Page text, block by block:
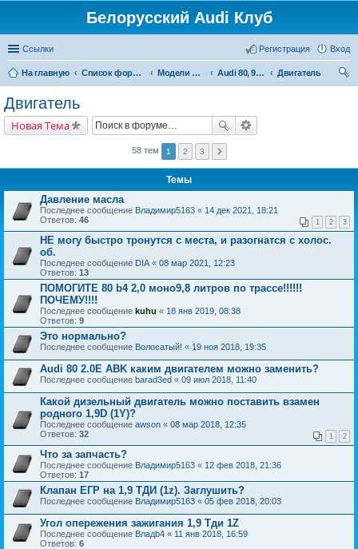
Белорусский Audi Клуб
Ссылки Вход
Регистрация
На главную Список форумов Модели Audi Audi 80, 90, Coupe
Двигатель
Двигатель
Новая Тема
58 тем 1 2 3
Темы
Давление масла
Последнее сообщение Владимир5163 « 14 дек 2021, 18:21
Ответов: 46 1 2 3
НЕ могу быстро тронутся с места, и разогнатся с холос.
об.
Последнее сообщение DIA « 08 мар 2021, 12:23
Ответов: 13
ПОМОГИТЕ 80 b4 2,0 моно9,8 литров по трассе!!!!!!
ПОЧЕМУ!!!!
Последнее сообщение kuhu « 18 янв 2019, 08:38
Ответов: 9
Это нормально?
Последнее сообщение Волосатый! « 19 ноя 2018, 19:35
Audi 80 2.0E ABK каким двигателем можно заменить?
Последнее сообщение barad3ed « 09 июл 2018, 11:40
Какой дизельный двигатель можно поставить взамен
родного 1,9D (1Y)?
Последнее сообщение awson « 08 мар 2018, 12:35
Ответов: 32 1 2
Что за запчасть?
Последнее сообщение Владимир5163 « 12 фев 2018, 21:36
Ответов: 17
Клапан ЕГР на 1,9 ТДИ (1z). Заглушить?
Последнее сообщение Владимир5163 « 05 фев 2018, 20:03
Угол опережения зажигания 1,9 Тди 1Z
Последнее сообщение Владb4 « 11 янв 2018, 16:59
Ответов: 6